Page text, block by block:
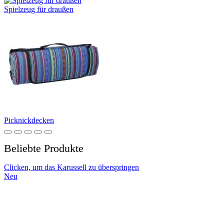
Spielzeug für draußen
Picknickdecken
Beliebte Produkte
Clicken, um das Karussell zu überspringen
Neu